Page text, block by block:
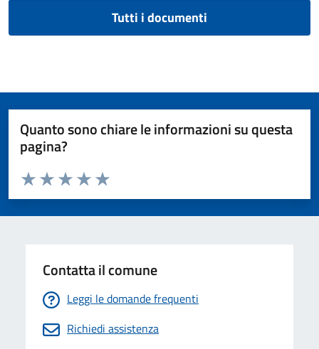
Tutti i documenti
Quanto sono chiare le informazioni su questa
pagina?
Valuta da 1 a 5 stelle la pagina
Valuta 5 stelle su 5
Valuta 4 stelle su 5
Valuta 3 stelle su 5
Valuta 2 stelle su 5
Valuta 1 stelle su 5
Contatta il comune
Leggi le domande frequenti
Richiedi assistenza